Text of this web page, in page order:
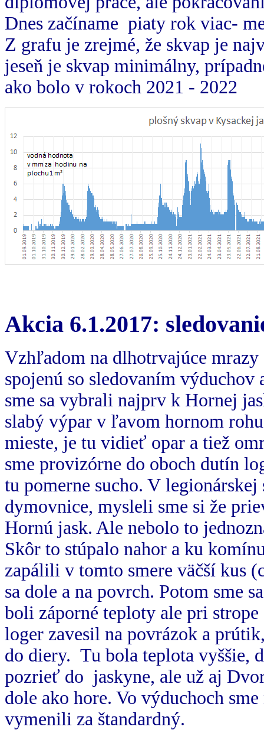
Dnes začíname piaty rok viac-
Z grafu je zrejmé, že skvap je
jeseň je skvap minimálny,
ako bolo v rokoch 2021 - 2022
Akcia 6.1.2017:
Vzhľadom na dlhotrvajúce
spojenú so sledovaním
sme sa vybrali najprv k Hornej
slabý výpar v ľavom hornom
mieste, je tu vidieť opar a tiež
sme provizórne do oboch dutín
tu pomerne sucho. V
dymovnice, mysleli sme si že
Hornú jask. Ale nebolo to
Skôr to stúpalo nahor a ku
zapálili v tomto smere väčší kus
sa dole a na povrch. Potom sme
boli záporné teploty ale pri
loger zavesil na povrázok a
do diery. Tu bola teplota vyššie,
pozrieť do jaskyne, ale už aj
dole ako hore. Vo výduchoch
vymenili za štandardný.